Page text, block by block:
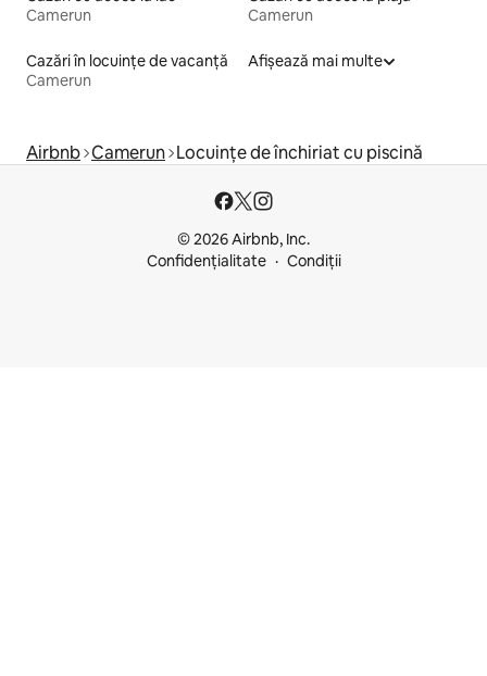
Camerun
Camerun
Cazări în locuințe de vacanță
Camerun
Afișează mai multe
Airbnb Camerun Locuințe de închiriat cu piscină
© 2026 Airbnb, Inc.
Confidențialitate
Condiții